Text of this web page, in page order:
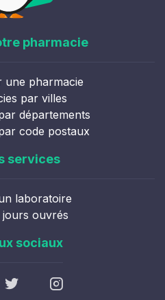
pharmacie
une pharmacie
par villes
départements
code postaux
services
laboratoire
jours ouvrés
sociaux